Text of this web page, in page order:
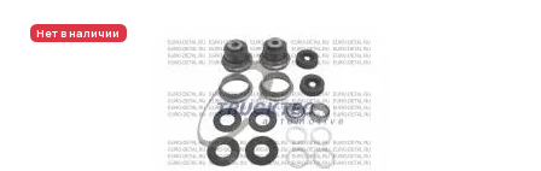
Нет в наличии